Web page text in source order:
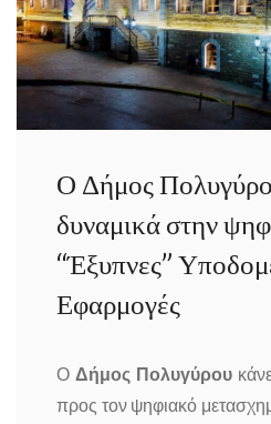
Ο Δήμος
δυναμικά στην
“Έξυπνες”
Εφαρμογές
Ο Δήμος Πολυγύρου
προς τον ψηφιακό